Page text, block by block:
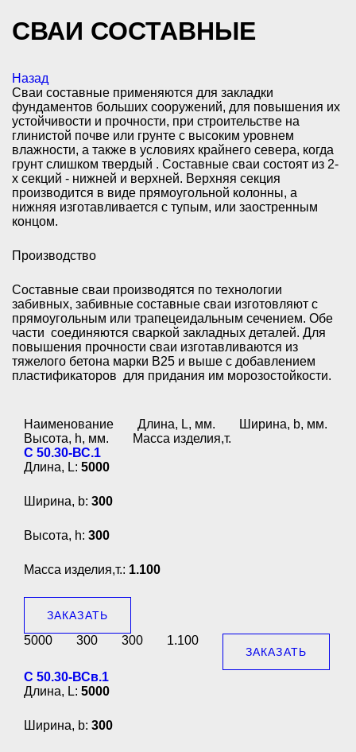
СВАИ СОСТАВНЫЕ
Назад
Сваи составные применяются для закладки
фундаментов больших сооружений, для повышения их
устойчивости и прочности, при строительстве на
глинистой почве или грунте с высоким уровнем
влажности, а также в условиях крайнего севера, когда
грунт слишком твердый . Составные сваи состоят из 2-
х секций - нижней и верхней. Верхняя секция
производится в виде прямоугольной колонны, а
нижняя изготавливается с тупым, или заостренным
концом.
Производство
Составные сваи производятся по технологии
забивных, забивные составные сваи изготовляют с
прямоугольным или трапецеидальным сечением. Обе
части соединяются сваркой закладных деталей. Для
повышения прочности сваи изготавливаются из
тяжелого бетона марки В25 и выше с добавлением
пластификаторов для придания им морозостойкости.
Наименование Длина, L, мм.
Ширина, b, мм.
Высота, h, мм.
Масса изделия,т.
С 50.30-ВС.1
Длина, L: 5000
Ширина, b: 300
Высота, h: 300
Масса изделия,т.: 1.100
ЗАКАЗАТЬ
5000 300 300 1.100
ЗАКАЗАТЬ
С 50.30-ВСв.1
Длина, L: 5000
Ширина, b: 300